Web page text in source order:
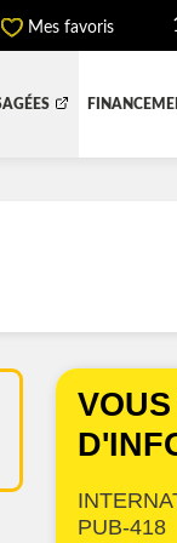
Mes favoris
(DEF/DPF)
PUB-418